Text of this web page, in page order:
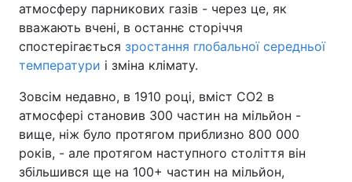
атмосферу парникових газів - через це, як
вважають вчені, в останнє сторіччя
спостерігається зростання глобальної середньої
температури і зміна клімату.
Зовсім недавно, в 1910 році, вміст CO2 в
атмосфері становив 300 частин на мільйон -
вище, ніж було протягом приблизно 800 000
років, - але протягом наступного століття він
збільшився ще на 100+ частин на мільйон,